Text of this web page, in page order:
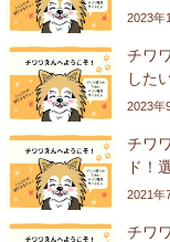
2023年
チワ
した
2023年
チワ
ド！
2021年
チワ